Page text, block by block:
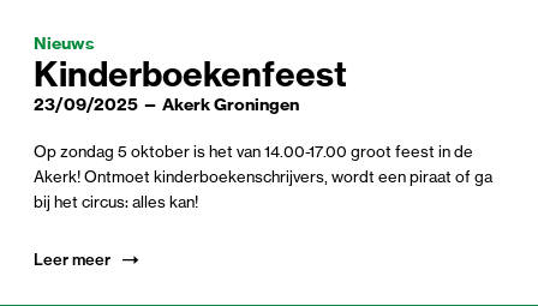
Nieuws
Kinder­boeken­feest
23/09/2025 — Akerk Groningen
Op zondag 5 oktober is het van 14.00-17.00 groot feest in de
Akerk! Ontmoet kinderboekenschrijvers, wordt een piraat of ga
bij het circus: alles kan!
Leer meer